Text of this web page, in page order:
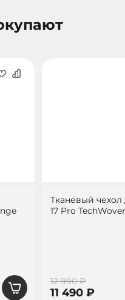
Тканевый чехол
17 Pro
12 990 ₽
11 490 ₽